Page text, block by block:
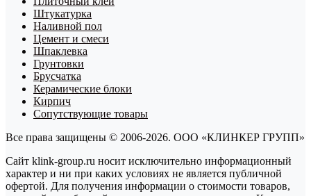
Штукатурка
Наливной пол
Цемент и смеси
Шпаклевка
Грунтовки
Брусчатка
Керамические блоки
Кирпич
Сопутствующие товары
Все права защищены © 2006-2026. ООО «КЛИНКЕР ГРУПП»
Сайт klink-group.ru носит исключительно информационный
характер и ни при каких условиях не является публичной
офертой. Для получения информации о стоимости товаров,